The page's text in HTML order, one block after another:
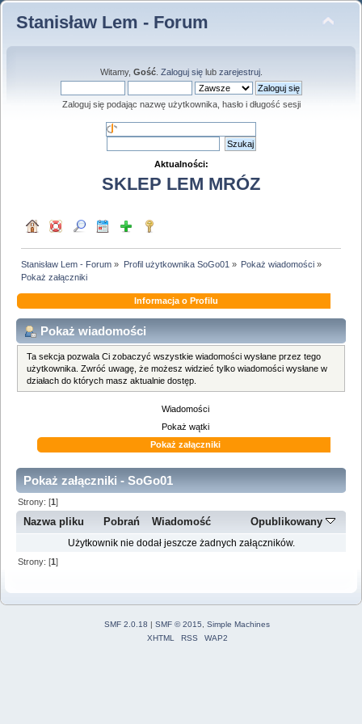
Stanisław Lem - Forum
Witamy, Gość. Zaloguj sięlub zarejestruj.
Zaloguj się podając nazwę użytkownika, hasło i długość sesji
Aktualności:
SKLEP LEM MRÓZ
Stanisław Lem - Forum » Profil użytkownika SoGo01 » Pokaż wiadomości»
Pokaż załączniki
Informacja o Profilu
Pokaż wiadomości
Ta sekcja pozwala Ci zobaczyć wszystkie wiadomości wysłane przez tego
użytkownika. Zwróć uwagę, że możesz widzieć tylko wiadomości wysłane w
działach do których masz aktualnie dostęp.
Wiadomości
Pokaż wątki
Pokaż załączniki
Pokaż załączniki - SoGo01
Strony: [1]
Nazwa pliku Pobrań Wiadomość Opublikowany
Użytkownik nie dodał jeszcze żadnych załączników.
Strony: [1]
SMF 2.0.18 | SMF © 2015
Simple Machines
XHTML
RSS WAP2